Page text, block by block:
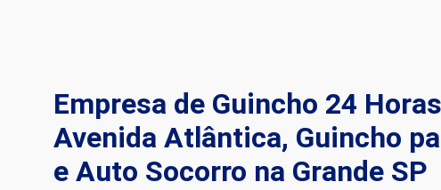
Empresa de Guincho 24
Avenida Atlântica, Guincho
e Auto Socorro na Grande SP